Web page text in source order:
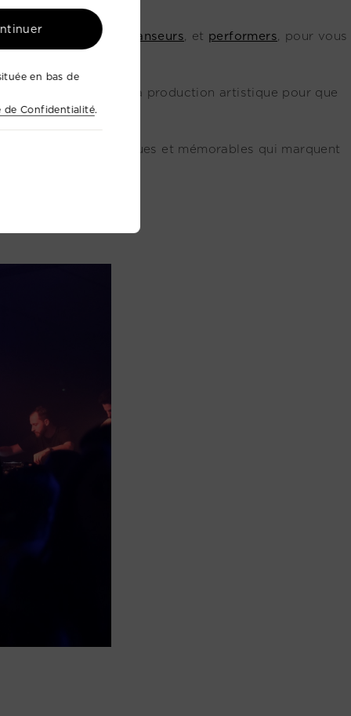
musiciens acteurs danseurs, et performers, pour vous
les aspects de la production artistique pour que
uniques et mémorables qui marquent
en bas de
de Confidentialité.